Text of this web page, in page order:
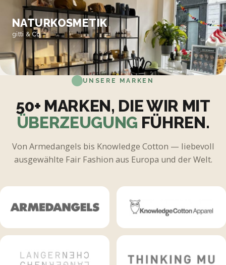
NATURKOSMETIK
gitti & Co.
UNSERE MARKEN
50+ MARKEN, DIE WIR MIT
ÜBERZEUGUNG FÜHREN.
Von Armedangels bis Knowledge Cotton — liebevoll
ausgewählte Fair Fashion aus Europa und der Welt.